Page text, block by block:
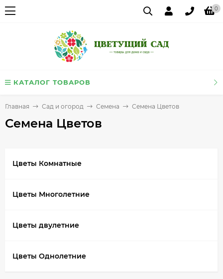
0
КАТАЛОГ ТОВАРОВ
Главная Сад и огород Семена Семена Цветов
Семена Цветов
Цветы Комнатные
Цветы Многолетние
Цветы двулетние
Цветы Однолетние